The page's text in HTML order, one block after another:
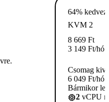
64%
KVM 2
8 669 Ft
3 149 Ft/hó
Csomag
6 049 Ft/hó
Bármikor
2 vCPU